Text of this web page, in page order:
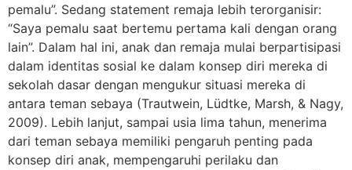
pemalu”. Sedang statement remaja lebih terorganisir:
“Saya pemalu saat bertemu pertama kali dengan orang
lain”. Dalam hal ini, anak dan remaja mulai berpartisipasi
dalam identitas sosial ke dalam konsep diri mereka di
sekolah dasar dengan mengukur situasi mereka di
antara teman sebaya (Trautwein, Lüdtke, Marsh, & Nagy,
2009). Lebih lanjut, sampai usia lima tahun, menerima
dari teman sebaya memiliki pengaruh penting pada
konsep diri anak, mempengaruhi perilaku dan